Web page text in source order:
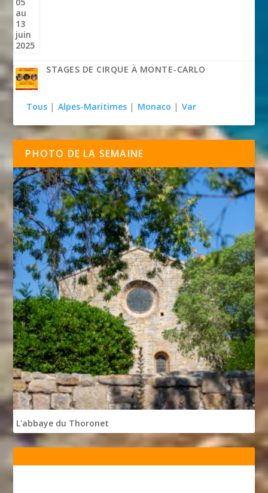
STAGES DE CIRQUE À MONTE-CARLO
Tous | Alpes-Maritimes | Monaco | Var
PHOTO DE LA SEMAINE
L'abbaye du Thoronet